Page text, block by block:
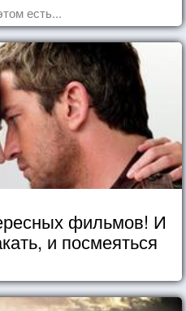
есть...
фильмов! И
и посмеяться